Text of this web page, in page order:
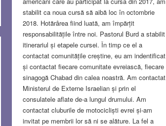
stabilit ca noua cursă să aibă loc în octombrie
2018. Hotărârea fiind luată, am împărțit
responsabilitățile între noi. Pastorul Burd a stabilit
itinerariul și etapele cursei. În timp ce el a
contactat comunitățile creștine, eu am indentificat
și contactat fiecare comunitate evreiască, fiecare
sinagogă Chabad din calea noastră. Am contactat
Ministerul de Externe Israelian și prin el
consulatele aflate de-a lungul drumului. Am
contactat cluburile de motocicliști evrei și-am
invitat pe membrii lor să ni se alăture. La fel a